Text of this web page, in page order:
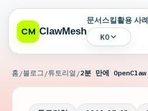
CM ClawMesh
문서스킬활용 사례
KO
홈 /블로그 /튜토리얼 /2분 만에 OpenClaw